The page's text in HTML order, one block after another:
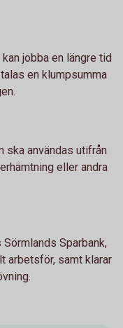
jobba en längre tid
en klumpsumma
ska användas utifrån
eller andra
Sparbank,
arbetsför, samt klarar